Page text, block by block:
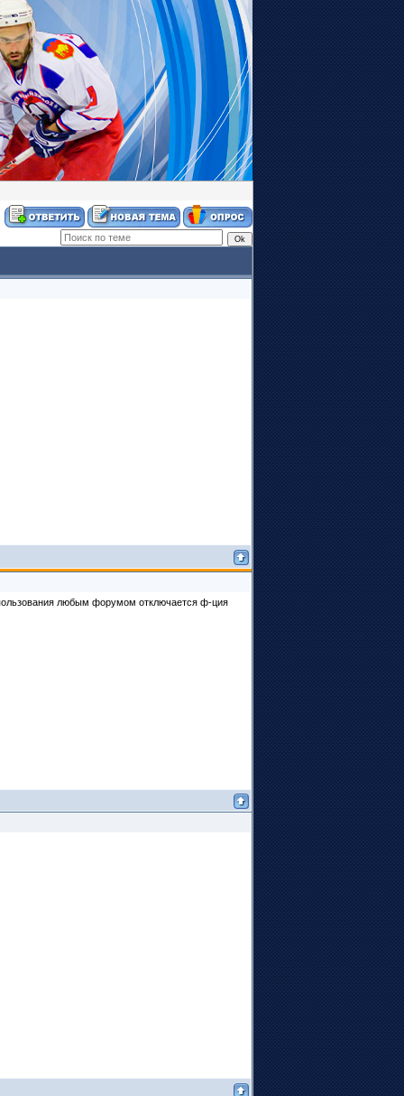
любым форумом отключается ф-ция